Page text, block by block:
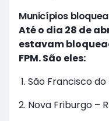
Municípios
Até o dia 28 de
estavam
FPM. São eles:
São Francisco
Nova Friburgo –